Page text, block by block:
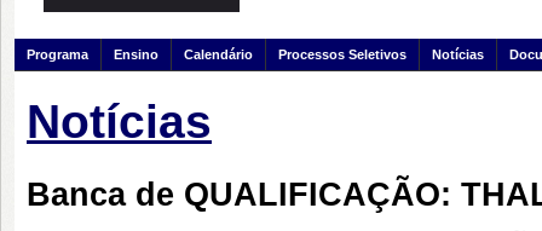
Programa Ensino Calendário Processos Seletivos Notícias
Notícias
Banca de QUALIFICAÇÃO: